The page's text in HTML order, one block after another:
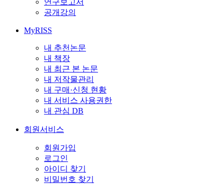
연구보고서
공개강의
MyRISS
내 추천논문
내 책장
내 최근 본 논문
내 저작물관리
내 구매·신청 현황
내 서비스 사용권한
내 관심 DB
회원서비스
회원가입
로그인
아이디 찾기
비밀번호 찾기